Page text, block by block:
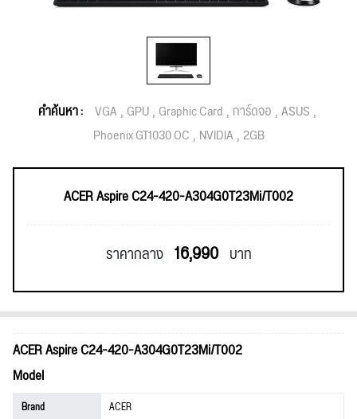
คำค้นหา : VGA GPU Graphic Card การ์ดจอ ASUS
Phoenix GT1030 OC NVIDIA 2GB
ACER Aspire C24-420-A304G0T23Mi/T002
ราคากลาง 16,990 บาท
ACER Aspire C24-420-A304G0T23Mi/T002
Model
Brand
ACER